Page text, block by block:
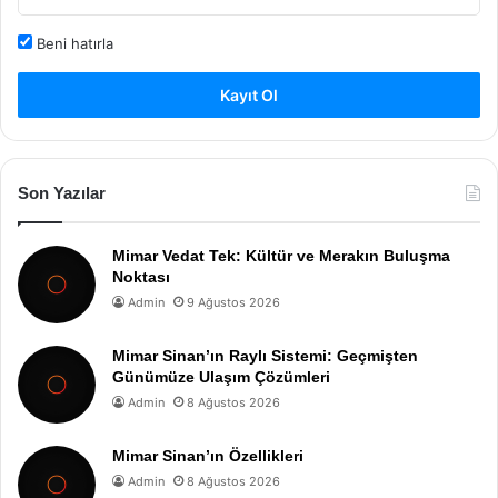
Beni hatırla
Kayıt Ol
Son Yazılar
Mimar Vedat Tek: Kültür ve Merakın Buluşma
Noktası
Admin 9 Ağustos 2026
Mimar Sinan’ın Raylı Sistemi: Geçmişten
Günümüze Ulaşım Çözümleri
Admin 8 Ağustos 2026
Mimar Sinan’ın Özellikleri
Admin 8 Ağustos 2026